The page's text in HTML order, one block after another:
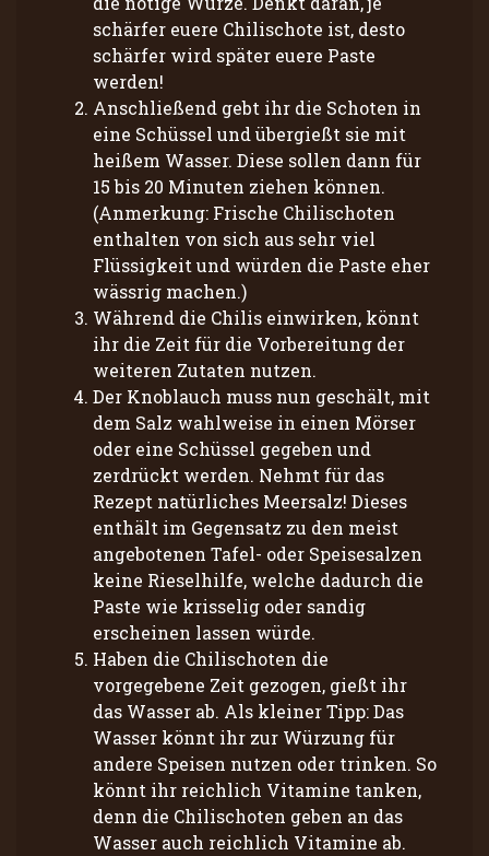
schärfer euere Chilischote ist, desto
schärfer wird später euere Paste
werden!
Anschließend gebt ihr die Schoten in
eine Schüssel und übergießt sie mit
heißem Wasser. Diese sollen dann für
15 bis 20 Minuten ziehen können.
(Anmerkung: Frische Chilischoten
enthalten von sich aus sehr viel
Flüssigkeit und würden die Paste eher
wässrig machen.)
Während die Chilis einwirken, könnt
ihr die Zeit für die Vorbereitung der
weiteren Zutaten nutzen.
Der Knoblauch muss nun geschält, mit
dem Salz wahlweise in einen Mörser
oder eine Schüssel gegeben und
zerdrückt werden. Nehmt für das
Rezept natürliches Meersalz! Dieses
enthält im Gegensatz zu den meist
angebotenen Tafel- oder Speisesalzen
keine Rieselhilfe, welche dadurch die
Paste wie krisselig oder sandig
erscheinen lassen würde.
Haben die Chilischoten die
vorgegebene Zeit gezogen, gießt ihr
das Wasser ab. Als kleiner Tipp: Das
Wasser könnt ihr zur Würzung für
andere Speisen nutzen oder trinken. So
könnt ihr reichlich Vitamine tanken,
denn die Chilischoten geben an das
Wasser auch reichlich Vitamine ab.